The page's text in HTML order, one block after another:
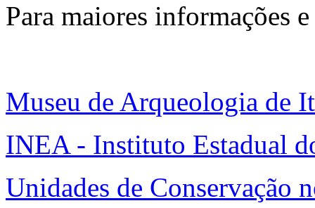
Para maiores informações
Museu de Arqueologia de
INEA - Instituto Estadual
Unidades de Conservação